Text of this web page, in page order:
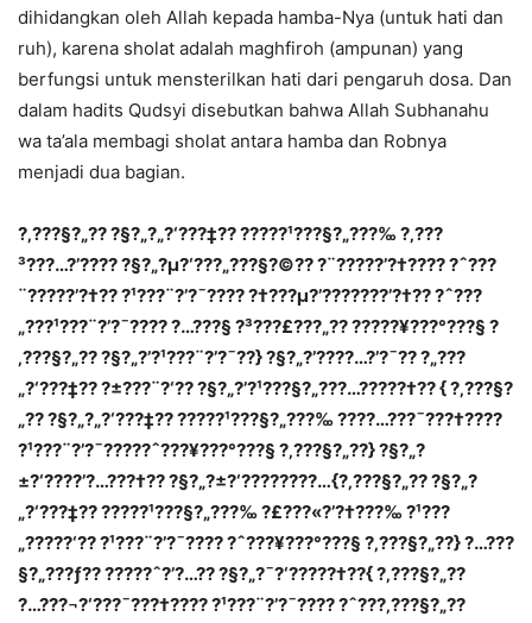
dihidangkan oleh Allah kepada hamba-Nya (untuk hati dan
ruh), karena sholat adalah maghfiroh (ampunan) yang
berfungsi untuk mensterilkan hati dari pengaruh dosa. Dan
dalam hadits Qudsyi disebutkan bahwa Allah Subhanahu
wa ta’ala membagi sholat antara hamba dan Robnya
menjadi dua bagian.
?‚???§?„?? ?§?„?„?‘???‡?? ?????¹???§?„???‰ ?‚???
³???…?’???? ?§?„?µ?‘???„???§?©?? ?¨?????’?†???? ?ˆ???
¨?????’?†?? ?¹???¨?’?¯???? ?†???µ?’???????’?†?? ?ˆ???
„???¹???¨?’?¯???? ?…???§ ?³???£???„?? ?????¥???°???§ ?
‚???§?„?? ?§?„?’?¹???¨?’?¯??} ?§?„?’?­???…?’?¯?? ?„???
„?‘???‡?? ?±???¨?‘?? ?§?„?’?¹???§?„???…?????†?? { ?‚???§?
„?? ?§?„?„?‘???‡?? ?????¹???§?„???‰ ?­???…???¯???†????
?¹???¨?’?¯?????ˆ???¥???°???§ ?‚???§?„??} ?§?„?
±?‘???­?’?…???†?? ?§?„?±?‘???­?????…{?‚???§?„?? ?§?„?
„?‘???‡?? ?????¹???§?„???‰ ?£???«?’?†???‰ ?¹???
„?????‘?? ?¹???¨?’?¯???? ?ˆ???¥???°???§ ?‚???§?„??} ?…???
§?„???ƒ?? ?????ˆ?’?…?? ?§?„?¯?‘?????†??{ ?‚???§?„??
?…???¬?‘???¯???†???? ?¹???¨?’?¯???? ?ˆ???‚???§?„??